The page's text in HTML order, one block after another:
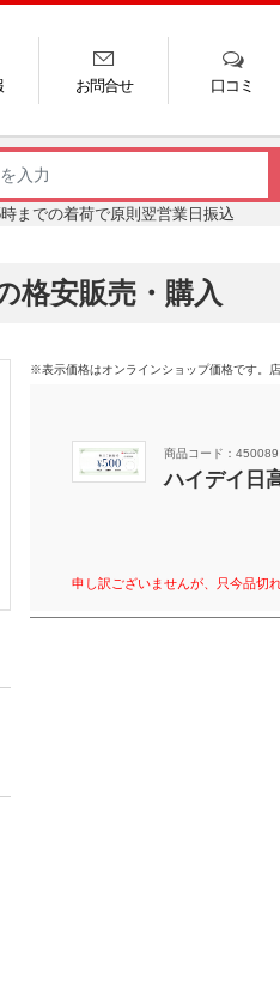
FAQ ご利用ガイド
お問合せ
LINE お電話 メール
口コミ
までの着荷で原則翌営業日振込
格安販売・購入
※表示価格はオンラインショップ価格です。
商品コード：450089
ハイデイ日
申し訳ございませんが、只今品切